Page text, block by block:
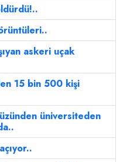
askeri uçak
15 bin 500 kişi
üniversiteden